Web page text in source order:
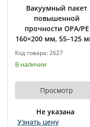
Вакуумный пакет
повышенной
прочности OPA/PE
160×200 мм, 55–125
Код товара: 2627
В наличии
Просмотр
Не указана
Узнать цену